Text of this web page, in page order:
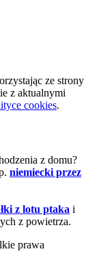
ze strony
z aktualnymi
cookies.
z domu?
niemiecki przez
z lotu ptaka i
z powietrza.
prawa